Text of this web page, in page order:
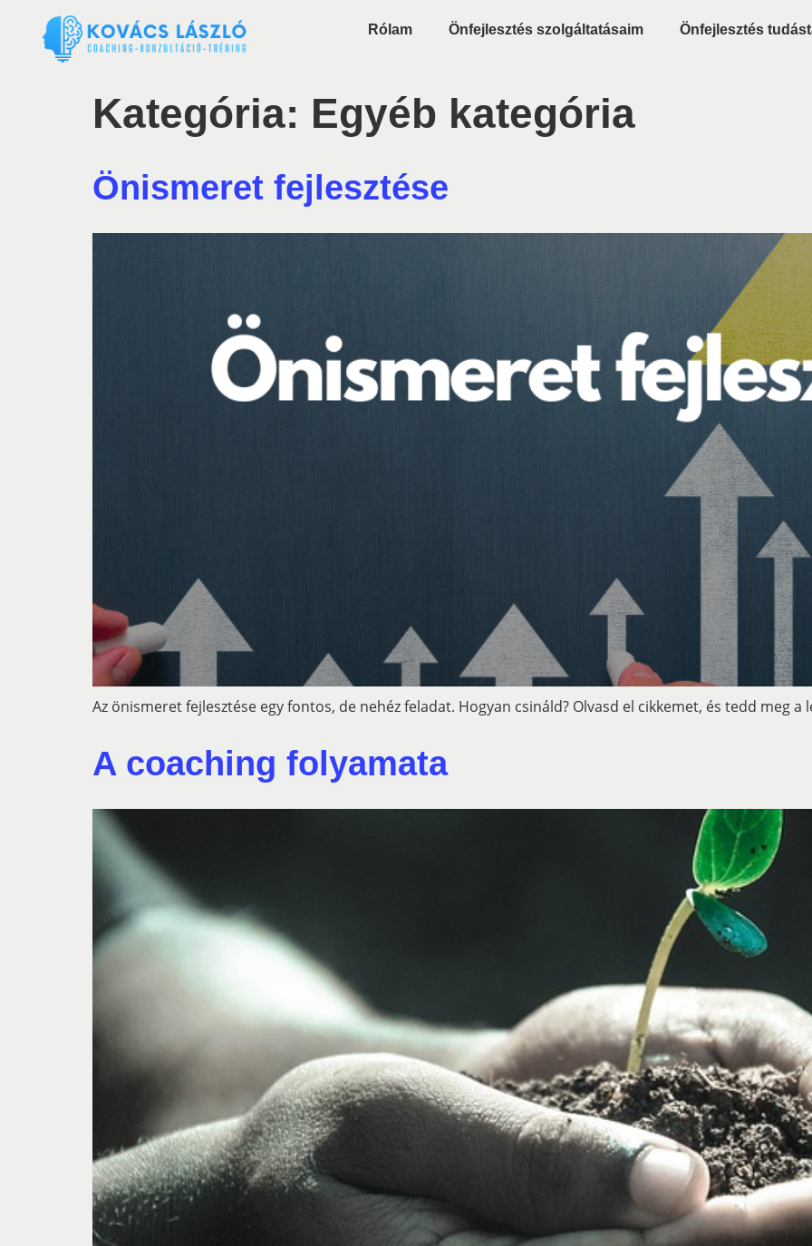
Rólam Önfejlesztés szolgáltatásaim Önfejlesztés
Kategória: Egyéb kategória
Önismeret fejlesztése
Az önismeret fejlesztése egy fontos, de nehéz feladat. Hogyan csináld? Olvasd el cikkemet, és tedd meg a
A coaching folyamata